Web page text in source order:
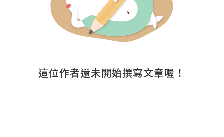
這位作者還未開始撰寫文章喔！